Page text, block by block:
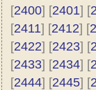
[2400] [2401] [
[2411] [2412] [
[2422] [2423] [
[2433] [2434] [
[2444] [2445] [